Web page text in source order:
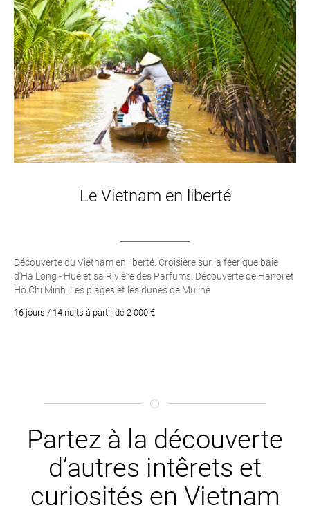
Le Vietnam en liberté
Découverte du Vietnam en liberté. Croisière sur la féérique baie
d’Ha Long - Hué et sa Rivière des Parfums. Découverte de Hanoï et
Ho Chi Minh. Les plages et les dunes de Mui ne
16 jours / 14 nuits à partir de 2 000 €
Partez à la découverte
d’autres intêrets et
curiosités en Vietnam